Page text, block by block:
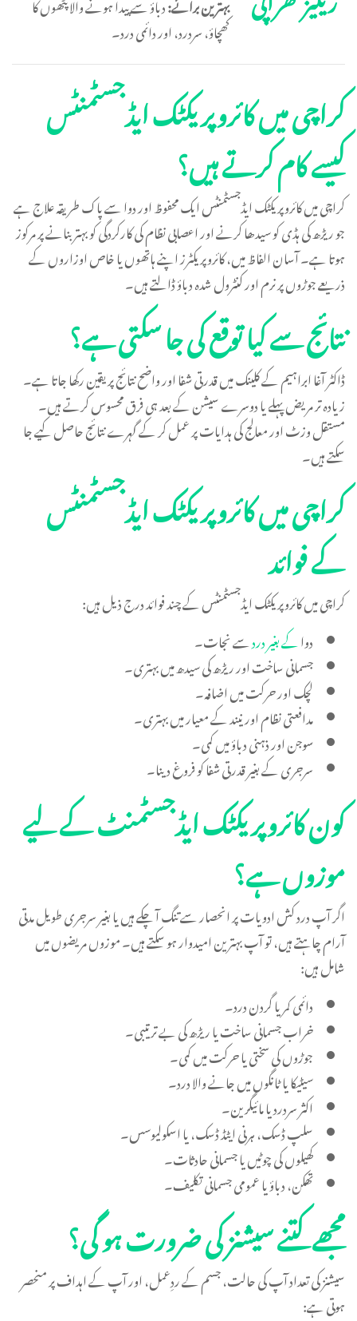
کھچاؤ، سردرد، اور دائمی درد۔
کراچی میں کائروپریکٹک ایڈجسٹمنٹس
کیسے کام کرتے ہیں؟
کراچی میں کائروپریکٹک ایڈجسٹمنٹس ایک محفوظ اور دوا سے پاک طریقہ علاج ہے
جو ریڑھ کی ہڈی کو سیدھا کرنے اور اعصابی نظام کی کارکردگی کو بہتر بنانے پر مرکوز
ہوتا ہے۔ آسان الفاظ میں، کائروپریکٹرز اپنے ہاتھوں یا خاص اوزاروں کے
ذریعے جوڑوں پر نرم اور کنٹرول شدہ دباؤ ڈالتے ہیں۔
نتائج سے کیا توقع کی جا سکتی ہے؟
ڈاکٹر آغا ابراہیم کے کلینک میں قدرتی شفا اور واضح نتائج پر یقین رکھا جاتا ہے۔
زیادہ تر مریض پہلے یا دوسرے سیشن کے بعد ہی فرق محسوس کرتے ہیں۔
مستقل وزٹ اور معالج کی ہدایات پر عمل کر کے گہرے نتائج حاصل کیے جا
سکتے ہیں۔
کراچی میں کائروپریکٹک ایڈجسٹمنٹس
کے فوائد
کراچی میں کائروپریکٹک ایڈجسٹمنٹس کے چند فوائد درج ذیل ہیں:
دواکے بغیر دردسے نجات۔
جسمانی ساخت اور ریڑھ کی سیدھ میں بہتری۔
لچک اور حرکت میں اضافہ۔
مدافعتی نظام اور نیند کے معیار میں بہتری۔
سوجن اور ذہنی دباؤ میں کمی۔
سرجری کے بغیر قدرتی شفا کو فروغ دینا۔
کون کائروپریکٹک ایڈجسٹمنٹ کے لیے
موزوں ہے؟
اگر آپ درد کش ادویات پر انحصار سے تنگ آ چکے ہیں یا بغیر سرجری طویل مدتی
آرام چاہتے ہیں، تو آپ بہترین امیدوار ہو سکتے ہیں۔ موزوں مریضوں میں
شامل ہیں:
دائمی کمر یا گردن درد۔
خراب جسمانی ساخت یا ریڑھ کی بے ترتیبی۔
جوڑوں کی سختی یا حرکت میں کمی۔
سیٹیکا یا ٹانگوں میں جانے والا درد۔
اکثر سردرد یا مائیگرین۔
سلپ ڈسک، ہرنی ایٹڈ ڈسک، یا اسکولیوسس۔
کھیلوں کی چوٹیں یا جسمانی حادثات۔
تھکن، دباؤ یا عمومی جسمانی تکلیف۔
مجھے کتنے سیشنز کی ضرورت ہو گی؟
سیشنز کی تعداد آپ کی حالت، جسم کے ردِعمل، اور آپ کے اہداف پر منحصر
ہوتی ہے: